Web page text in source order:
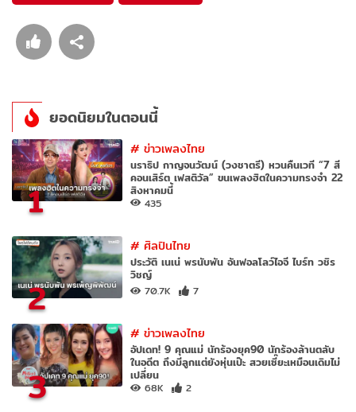
ยอดนิยมในตอนนี้
1
#ข่าวเพลงไทย
นราธิป กาญจนวัฒน์ (วงชาตรี) หวนคืนเวที “7 สี
คอนเสิร์ต เฟสติวัล” ขนเพลงฮิตในความทรงจำ 22
สิงหาคมนี้
435
2
#ศิลปินไทย
ประวัติ เนเน่ พรนับพัน อันฟอลโลว์ไอจี ไบร์ท วชิร
วิชญ์
70.7K 7
3
#ข่าวเพลงไทย
อัปเดท! 9 คุณแม่ นักร้องยุค90 นักร้องล้านตลับ
ในอดีต ถึงมีลูกแต่ยังหุ่นเป๊ะ สวยเซี๊ยะเหมือนเดิมไม่
เปลี่ยน
68K 2